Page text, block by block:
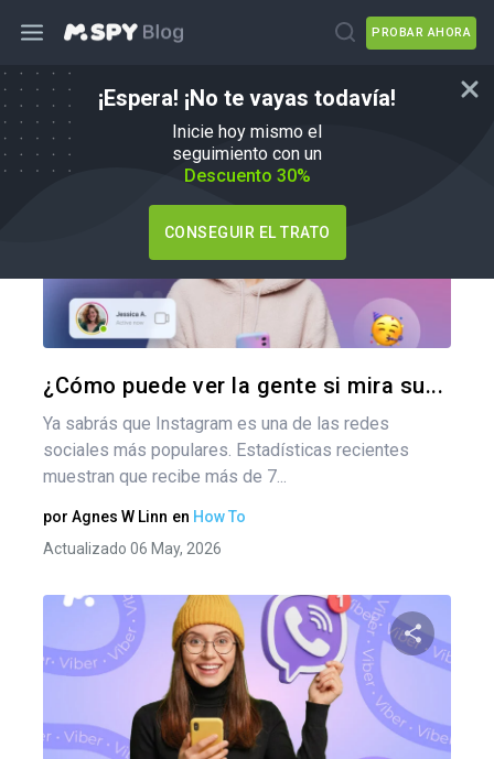
PROBAR AHORA
¡Espera! ¡No te vayas todavía!
Inicie hoy mismo el
seguimiento con un
Descuento 30%
CONSEGUIR EL TRATO
Cómo
¿Cómo puede ver la gente si mira su...
Ya sabrás que Instagram es una de las redes
sociales más populares. Estadísticas recientes
muestran que recibe más de 7...
por Agnes W Linn en How To
Actualizado 06 May, 2026